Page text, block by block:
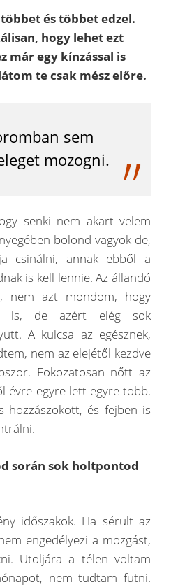
és többet edzel.
hogy lehet ezt
már egy kínzással is
te csak mész előre.
sem
mozogni.
senki nem akart velem
bolond vagyok de,
csinálni, annak ebből a
is kell lennie. Az állandó
nem azt mondom, hogy
is, de azért elég sok
A kulcsa az egésznek,
nem az elejétől kezdve
Fokozatosan nőtt az
évre egyre lett egyre több.
hozzászokott, és fejben is
során sok holtpontod
időszakok. Ha sérült az
engedélyezi a mozgást,
Utoljára a télen voltam
nem tudtam futni.